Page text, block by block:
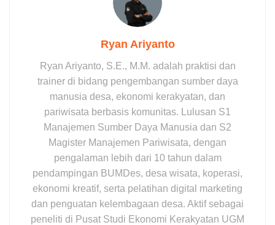
Ryan Ariyanto
Ryan Ariyanto, S.E., M.M. adalah praktisi dan
trainer di bidang pengembangan sumber daya
manusia desa, ekonomi kerakyatan, dan
pariwisata berbasis komunitas. Lulusan S1
Manajemen Sumber Daya Manusia dan S2
Magister Manajemen Pariwisata, dengan
pengalaman lebih dari 10 tahun dalam
pendampingan BUMDes, desa wisata, koperasi,
ekonomi kreatif, serta pelatihan digital marketing
dan penguatan kelembagaan desa. Aktif sebagai
peneliti di Pusat Studi Ekonomi Kerakyatan UGM